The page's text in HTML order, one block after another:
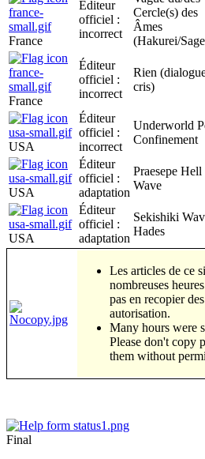
France
Éditeur
officiel :
incorrect
Cercle(s) des
Âmes
(Hakurei/
France
Éditeur
officiel :
incorrect
Rien
cris)
USA
Éditeur
officiel :
incorrect
Underworld
Confinement
USA
Éditeur
officiel :
adaptation
Praesepe Hell
Wave
USA
Éditeur
officiel :
adaptation
Sekishiki
Hades
Les articles de ce
nombreuses
pas en recopier
Many hours were
Please don't copy
them without
Final